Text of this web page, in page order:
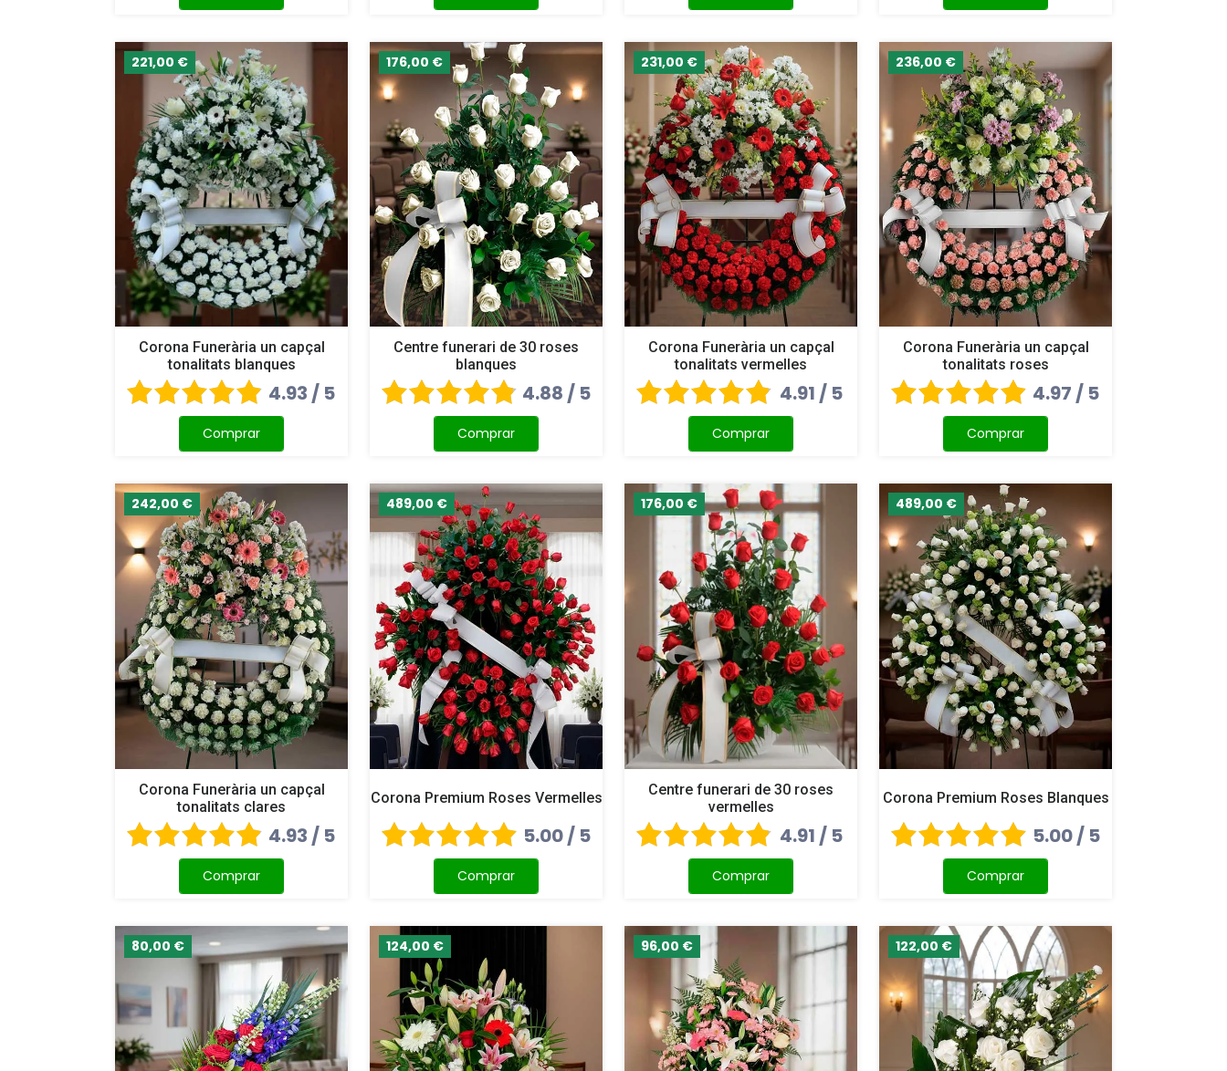
221,00 €
Corona Funerària un capçal
tonalitats blanques
4.93 / 5
Comprar
176,00 €
Centre funerari de 30 roses
blanques
4.88 / 5
Comprar
231,00 €
Corona Funerària un capçal
tonalitats vermelles
4.91 / 5
Comprar
236,00 €
Corona Funerària un capçal
tonalitats roses
4.97 / 5
Comprar
242,00 €
Corona Funerària un capçal
tonalitats clares
4.93 / 5
Comprar
489,00 €
Corona Premium Roses Vermelles
5.00 / 5
Comprar
176,00 €
Centre funerari de 30 roses
vermelles
4.91 / 5
Comprar
489,00 €
Corona Premium Roses Blanques
5.00 / 5
Comprar
80,00 € 124,00 € 96,00 € 122,00 €